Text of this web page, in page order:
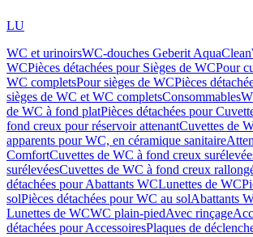
LU
WC et urinoirsWC-douches Geberit AquaClean
WCPièces détachées pour Sièges de WCPour
WC completsPour sièges de WCPièces
sièges de WC et WC completsConsommables
de WC à fond platPièces détachées pour
fond creux pour réservoir attenantCuvettes de
apparents pour WC, en céramique sanitaire
ComfortCuvettes de WC à fond creux
surélevéesCuvettes de WC à fond creux
détachées pour Abattants WCLunettes de WC
solPièces détachées pour WC au solAbattants
Lunettes de WCWC plain-piedAvec rinçage
détachées pour AccessoiresPlaques de